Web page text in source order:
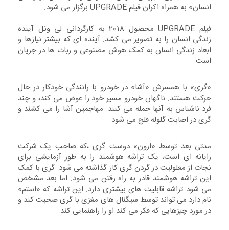
انسان» به همراه اکران فیلم UPGRADE برگزار می شود.
فیلم UPGRADE محصول 2018 به کارگردانی لی ونل آینده
زندگی انسان را به تصویر می کشد. آینده ای که بیشتر نیازها و
ابعاد زندگی انسان به کمک هوش مصنوعی و ربات ها در جریان
است.
«گری» با همسرش «آشا» در خودرو با رانندگی خودکار در حال
حرکت هستند. ناگهان خودرو مسیر خود را عوض می کند، و چند
فرد ناشناس به آنها حمله می کنند. مهاجمین آشا را می کشند و
گری در اصابت گلوله فلج می شود.
مدتی بعد توسط «ارون» دوست گری ،که صاحب یک شرکت
رایانه ای است، یک تراشه هوشمند را به طور آزمایشی برای
نجات از معلولیت در گردن گری کار گذاشته می شود. گری با کمک
این تراشه هوشمند قادر به راه رفتن می شود. اما بعد مشخص
می شود تراشه قابلیت های بیشتری دارد. این تراشه که «استم»
نام دارد می تواند توسط سیگنال های مغزی با گری صحبت کند و
در مورد چیزهایی که فکر می کند او را راهنمایی کند.